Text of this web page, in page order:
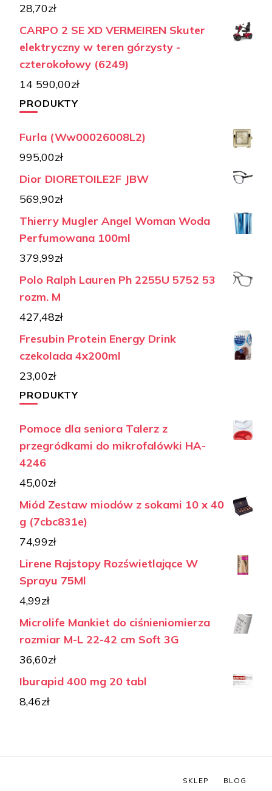
28,70zł
CARPO 2 SE XD VERMEIREN Skuter
elektryczny w teren górzysty -
czterokołowy (6249)
14 590,00zł
PRODUKTY
Furla (Ww00026008L2)
995,00zł
Dior DIORETOILE2F JBW
569,90zł
Thierry Mugler Angel Woman Woda
Perfumowana 100ml
379,99zł
Polo Ralph Lauren Ph 2255U 5752 53
rozm. M
427,48zł
Fresubin Protein Energy Drink
czekolada 4x200ml
23,00zł
PRODUKTY
Pomoce dla seniora Talerz z
przegródkami do mikrofalówki HA-
4246
45,00zł
Miód Zestaw miodów z sokami 10 x 40
g (7cbc831e)
74,99zł
Lirene Rajstopy Rozświetlające W
Sprayu 75Ml
4,99zł
Microlife Mankiet do ciśnieniomierza
rozmiar M-L 22-42 cm Soft 3G
36,60zł
Iburapid 400 mg 20 tabl
8,46zł
SKLEP BLOG